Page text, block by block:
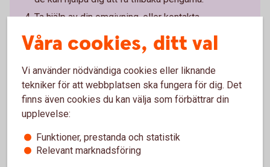
Ta hjälp av din omgivning, eller kontakta
Brottsofferjouren. se
Lär dig mer om hur du kan
skyddadigmot
Våra cookies, ditt val
Vi använder nödvändiga cookies eller liknande
tekniker för att webbplatsen ska fungera för dig. Det
finns även cookies du kan välja som förbättrar din
upplevelse:
Funktioner, prestanda och statistik
Relevant marknadsföring